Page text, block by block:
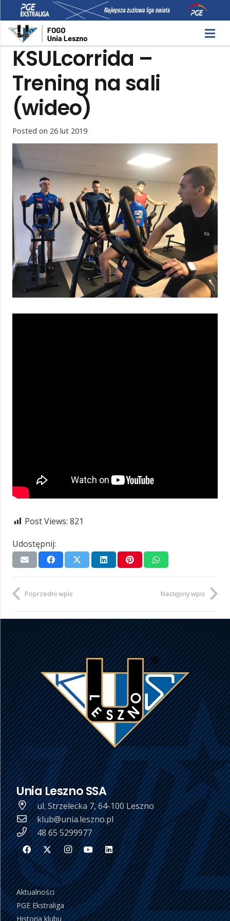
KSULcorrida –
Trening na sali
(wideo)
Posted on 26 lut 2019
Post Views: 821
Udostępnij:
Poprzedni wpis Następny wpis
Unia Leszno SSA
ul. Strzelecka 7, 64-100 Leszno
klub@unia.leszno.pl
48 65 5299977
Aktualności
PGE Ekstraliga
Historia klubu